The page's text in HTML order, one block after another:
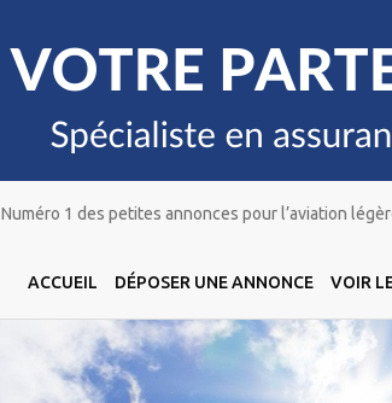
Numéro 1 des petites annonces pour l’aviation
ACCUEIL DÉPOSER UNE ANNONCE VOIR